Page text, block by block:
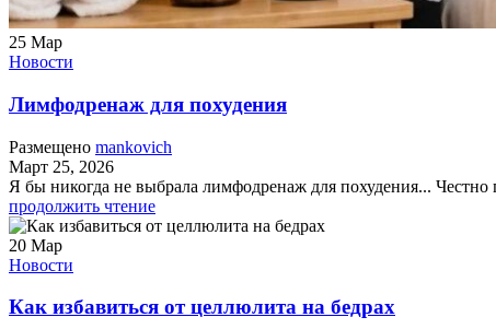
25 Мар
Новости
Лимфодренаж для похудения
Размещено mankovich
Март 25, 2026
Я бы никогда не выбрала лимфодренаж для похудения... Честно
продолжить чтение
20 Мар
Новости
Как избавиться от целлюлита на бедрах